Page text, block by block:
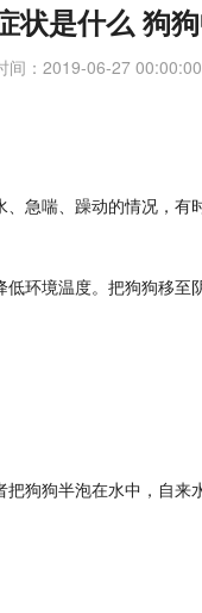
状是什么 狗
间：2019-06-27 00:00:00
急喘、躁动的情况，有
环境温度。把狗狗移
狗狗半泡在水中，自来